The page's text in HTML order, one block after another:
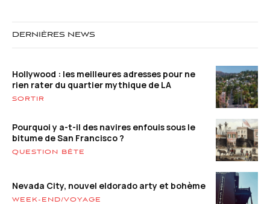
DERNIÈRES NEWS
Hollywood : les meilleures adresses pour ne
rien rater du quartier mythique de LA
SORTIR
Pourquoi y a-t-il des navires enfouis sous le
bitume de San Francisco ?
QUESTION BÊTE
Nevada City, nouvel eldorado arty et bohème
WEEK-END/VOYAGE